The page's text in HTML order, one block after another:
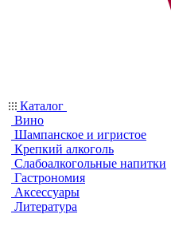
Каталог
Вино
Шампанское и игристое
Крепкий алкоголь
Слабоалкогольные напитки
Гастрономия
Аксессуары
Литература